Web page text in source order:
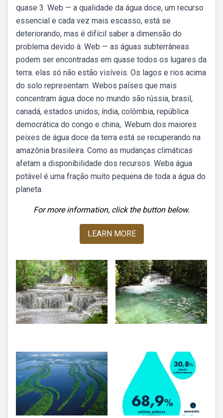
quase 3. Web — a qualidade da água doce, um recurso
essencial e cada vez mais escasso, está se
deteriorando, mas é difícil saber a dimensão do
problema devido à. Web — as águas subterrâneas
podem ser encontradas em quase todos os lugares da
terra. elas só não estão visíveis. Os lagos e rios acima
do solo representam. Webos países que mais
concentram água doce no mundo são rússia, brasil,
canadá, estados unidos, índia, colômbia, república
democrática do congo e china,. Webum dos maiores
peixes de água doce da terra está se recuperando na
amazônia brasileira. Como as mudanças climáticas
afetam a disponibilidade dos recursos. Weba água
potável é uma fração muito pequena de toda a água do
planeta.
For more information, click the button below.
LEARN MORE